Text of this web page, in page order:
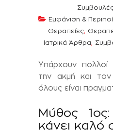
Εμφάνιση &
Θεραπείες,
Ιατρικά Άρθρα,
Υπάρχουν
την ακμή και τον
όλους είναι
Μύθος
κάνει καλό